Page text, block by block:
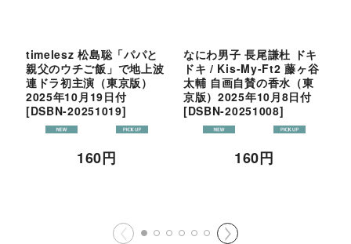
timelesz 松島聡「パパと
親父のウチご飯」で地上波
連ドラ初主演（東京版）
2025年10月19日付
[DSBN-20251019]
160円
なにわ男子 長尾謙杜 ドキ
ドキ / Kis-My-Ft2 藤ヶ谷
太輔 自画自賛の香水（東
京版）2025年10月8日付
[DSBN-20251008]
160円